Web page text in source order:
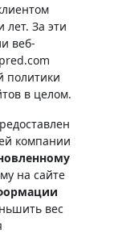
лет. За эти
веб-
политики
в целом.
компании
на сайте
вес